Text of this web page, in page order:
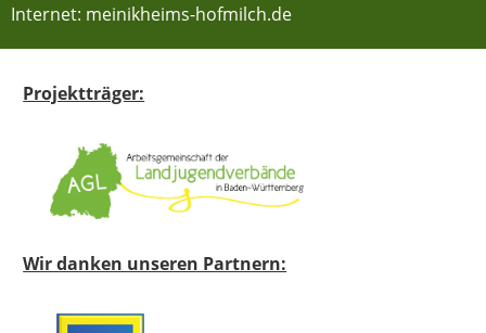
Internet: meinikheims-hofmilch.de
Projektträger:
Wir danken unseren Partnern: